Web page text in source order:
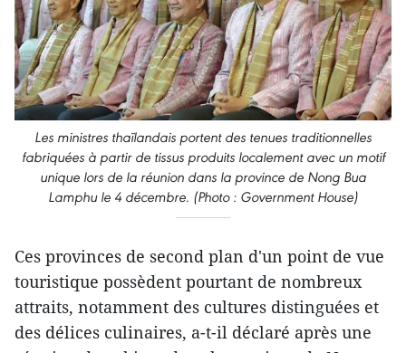
Les ministres thaïlandais portent des tenues traditionnelles
fabriquées à partir de tissus produits localement avec un motif
unique lors de la réunion dans la province de Nong Bua
Lamphu le 4 décembre. (Photo : Government House)
Ces provinces de second plan d'un point de vue
touristique possèdent pourtant de nombreux
attraits, notamment des cultures distinguées et
des délices culinaires, a-t-il déclaré après une